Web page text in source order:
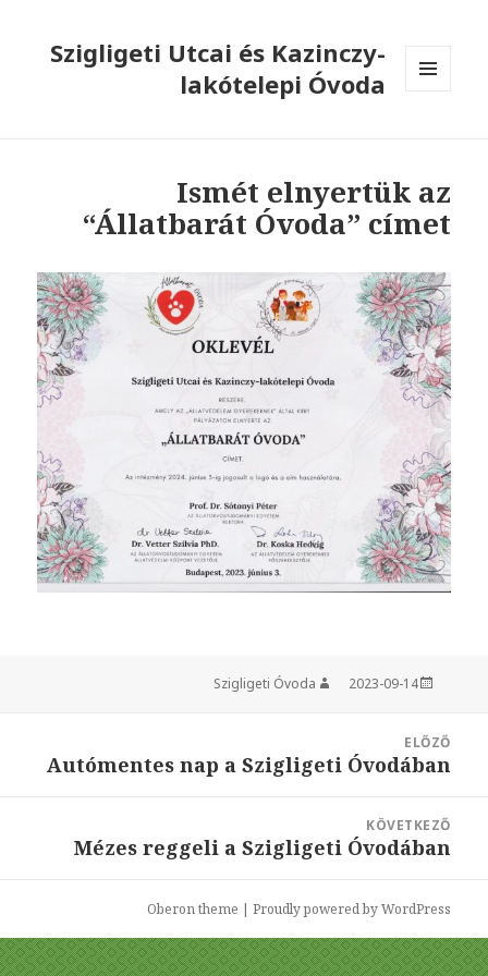
Szigligeti Utcai és Kazinczy-
lakótelepi Óvoda
Ismét elnyertük az
“Állatbarát Óvoda” címet
Közzétéve
2023-09-14
Szerző
Szigligeti Óvoda
navigáció
ELŐZŐ
Korábbi
Autómentes nap a Szigligeti Óvodában
KÖVETKEZŐ
Következő
Mézes reggeli a Szigligeti Óvodában
Oberon theme | Proudly powered by WordPress